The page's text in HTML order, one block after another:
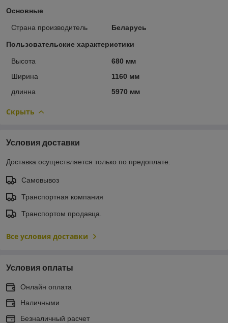
Основные
Страна производитель Беларусь
Пользовательские характеристики
Высота
680 мм
Ширина
1160 мм
длинна
5970 мм
Скрыть
Условия доставки
Доставка осуществляется только по предоплате.
Самовывоз
Транспортная компания
Транспортом продавца.
Все условия доставки
Условия оплаты
Онлайн оплата
Наличными
Безналичный расчет